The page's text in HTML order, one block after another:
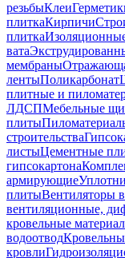
резьбыКлеи
плиткаКирпичи
плитка
вата
мембраны
лентыПоликарбонат
плитные и
ЛДСПМебельные
плиты
строительства
листыЦементные
гипсокартона
армирующие
плитыВентиляторы
вентиляционные,
кровельные
водоотвод
кровли